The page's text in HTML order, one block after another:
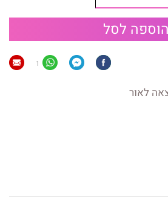
הוספה לסל
1
לאור